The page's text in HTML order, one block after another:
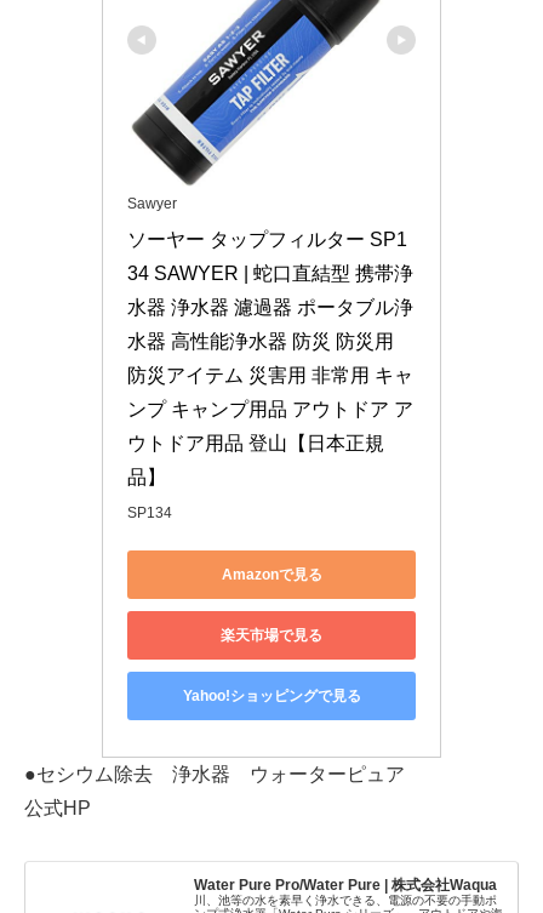
Sawyer
ソーヤー タップフィルター SP1
34 SAWYER | 蛇口直結型 携帯浄
水器 浄水器 濾過器 ポータブル浄
水器 高性能浄水器 防災 防災用
防災アイテム 災害用 非常用 キャ
ンプ キャンプ用品 アウトドア ア
ウトドア用品 登山【日本正規
品】
SP134
Amazonで見る
楽天市場で見る
Yahoo!ショッピングで見る
●セシウム除去 浄水器 ウォーターピュア
公式HP
Water Pure Pro/Water Pure | 株式会社Waqua
川、池等の水を素早く浄水できる、電源の不要の手動ポ